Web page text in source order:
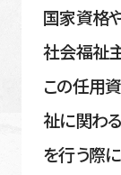
国家資格
社会福祉
この任用
祉に関わ
を行う際